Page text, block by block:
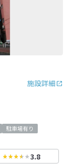
施設詳細
駐車場有り
3.8